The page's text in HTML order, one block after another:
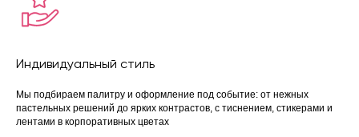
Индивидуальный стиль
Мы подбираем палитру и оформление под событие: от нежных
пастельных решений до ярких контрастов, с тиснением, стикерами и
лентами в корпоративных цветах